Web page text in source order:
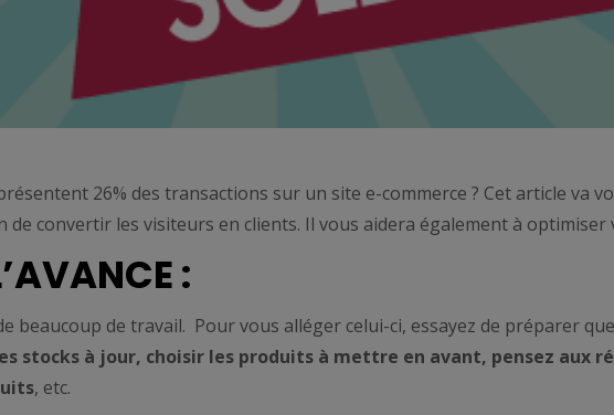
26% des transactions sur un site e-commerce ? Cet article va
de convertir les visiteurs en clients. Il vous aidera également à
:
beaucoup de travail. Pour vous alléger celui-ci, essayez de préparer
stocks à jour, choisir les produits à mettre en avant, pensez aux
, etc.